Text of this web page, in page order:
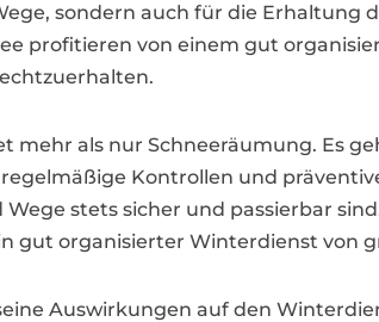
sondern auch für die Erhaltung
profitieren von einem gut
als nur Schneeräumung. Es
Kontrollen und
stets sicher und passierbar
gut organisierter Winterdienst von
Auswirkungen auf den